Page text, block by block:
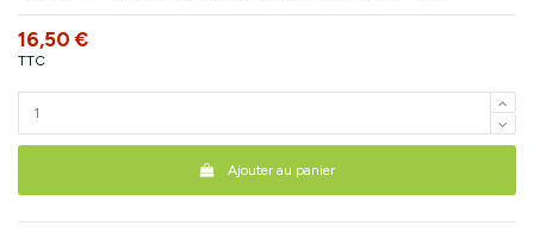
16,50 €
TTC
Ajouter au panier